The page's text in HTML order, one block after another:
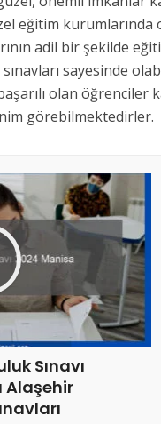
eğitim
adil bir şekilde
sayesinde
olan öğrenciler
görebilmektedirler.
Sınavı
Alaşehir